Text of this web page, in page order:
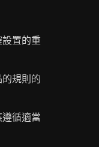
置的重
規則的
循適當